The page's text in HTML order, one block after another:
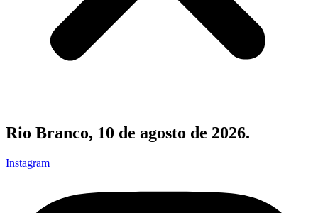
Rio Branco, 10 de agosto de 2026.
Instagram